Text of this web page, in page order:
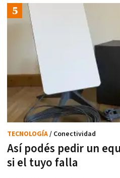
Así podés pedir un
si el tuyo falla
TECNOLOGÍA/ Conectividad